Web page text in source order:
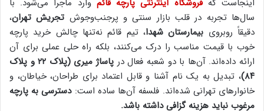
اینجاست کهفروشگاه اینترنتی پارچه قائم وارد ماجرا می‌شود. با
سال‌ها تجربه در قلب بازار سنتی و پرجنب‌وجوش تجریش تهران،
دقیقاً روبروی بیمارستان شهدا، تیم قائم نه‌تنها چالش خرید پارچه
خوب با قیمت مناسب را درک می‌کنند، بلکه راه حلی عملی برای آن
ارائه داده‌اند. آن‌ها با دو شعبه فعال در
پاساژ میری (پلاک ۲۲ و پلاک
۸۴) ، تبدیل به یک نام آشنا و قابل اعتماد برای طراحان، خیاطان، و
خانوارهای تهرانی شده‌اند. فلسفه آن‌ها ساده است:دسترسی به پارچه
مرغوب نباید هزینه گزافی داشته باشد.